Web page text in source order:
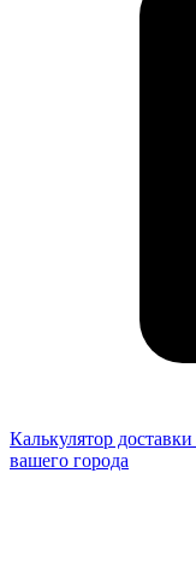
Калькулятор доставки
вашего города